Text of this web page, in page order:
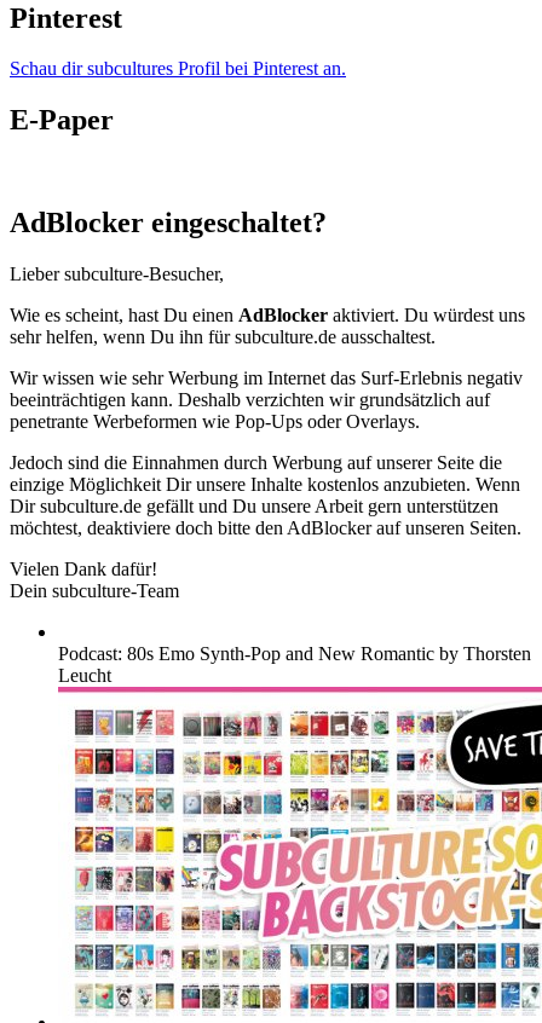
Pinterest
Schau dir subcultures Profil bei Pinterest an.
E-Paper
AdBlocker eingeschaltet?
Lieber subculture-Besucher,
Wie es scheint, hast Du einen AdBlocker aktiviert. Du würdest uns
sehr helfen, wenn Du ihn für subculture.de ausschaltest.
Wir wissen wie sehr Werbung im Internet das Surf-Erlebnis negativ
beeinträchtigen kann. Deshalb verzichten wir grundsätzlich auf
penetrante Werbeformen wie Pop-Ups oder Overlays.
Jedoch sind die Einnahmen durch Werbung auf unserer Seite die
einzige Möglichkeit Dir unsere Inhalte kostenlos anzubieten. Wenn
Dir subculture.de gefällt und Du unsere Arbeit gern unterstützen
möchtest, deaktiviere doch bitte den AdBlocker auf unseren Seiten.
Vielen Dank dafür!
Dein subculture-Team
Podcast: 80s Emo Synth-Pop and New Romantic by Thorsten
Leucht